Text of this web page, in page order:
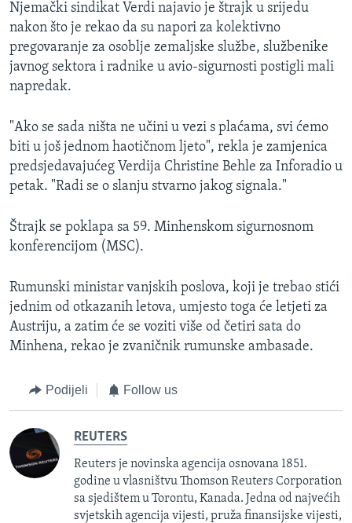
Njemački sindikat Verdi najavio je štrajk u srijedu
nakon što je rekao da su napori za kolektivno
pregovaranje za osoblje zemaljske službe, službenike
javnog sektora i radnike u avio-sigurnosti postigli mali
napredak.
"Ako se sada ništa ne učini u vezi s plaćama, svi ćemo
biti u još jednom haotičnom ljeto", rekla je zamjenica
predsjedavajućeg Verdija Christine Behle za Inforadio u
petak. "Radi se o slanju stvarno jakog signala."
Štrajk se poklapa sa 59. Minhenskom sigurnosnom
konferencijom (MSC).
Rumunski ministar vanjskih poslova, koji je trebao stići
jednim od otkazanih letova, umjesto toga će letjeti za
Austriju, a zatim će se voziti više od četiri sata do
Minhena, rekao je zvaničnik rumunske ambasade.
Podijeli Follow us
REUTERS
Reuters je novinska agencija osnovana 1851.
godine u vlasništvu Thomson Reuters Corporation
sa sjedištem u Torontu, Kanada. Jedna od najvećih
svjetskih agencija vijesti, pruža finansijske vijesti,